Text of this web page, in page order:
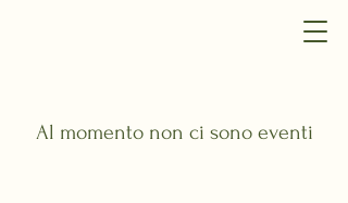
Al momento non ci sono eventi